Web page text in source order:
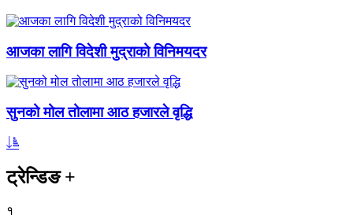
आजका लागि विदेशी मुद्राको विनिमयदर
सुनको मोल तोलामा आठ हजारले वृद्धि
ट्रेन्डिङ+
१